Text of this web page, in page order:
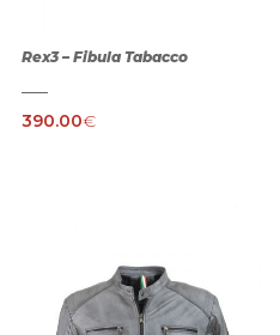
Rex3 – Fibula Tabacco
390.00€